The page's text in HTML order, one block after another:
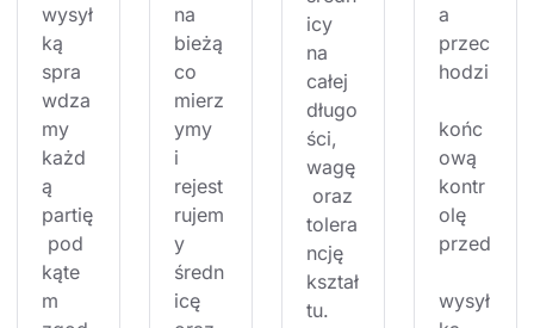
wysył
ką
spra
wdza
my
każd
ą
partię
pod
kąte
m
na
bieżą
co
mierz
ymy
i
rejest
rujem
y
średn
icę
icy
na
całej
długo
ści,
wagę
oraz
tolera
ncję
kształ
tu.
a
przec
hodzi
końc
ową
kontr
olę
przed
wysył